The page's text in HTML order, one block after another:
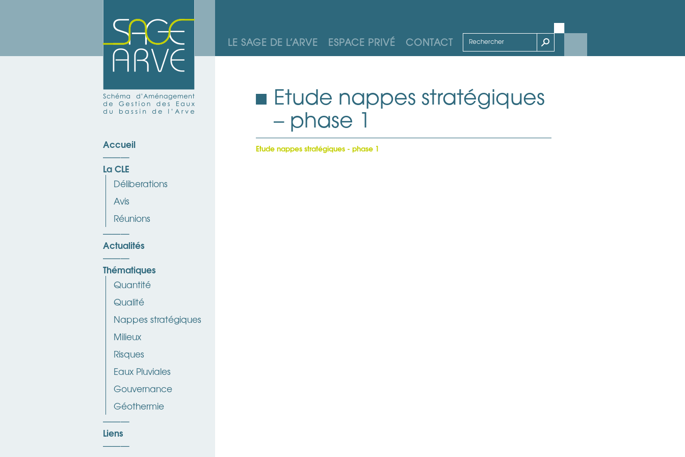
LE SAGE DE L’ARVE ESPACE PRIVÉ CONTACT
Accueil
La CLE
Déliberations
Avis
Réunions
Actualités
Thématiques
Quantité
Qualité
Nappes stratégiques
Milieux
Risques
Eaux Pluviales
Gouvernance
Géothermie
Liens
Etude nappes stratégiques
– phase 1
Etude nappes stratégiques - phase 1